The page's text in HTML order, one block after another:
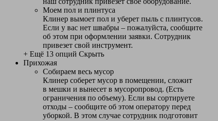
Моем пол и плинтуса
Клинер вымоет пол и уберет пыль с плинтусов.
Если у вас нет швабры – пожалуйста, сообщите
об этом при оформлении заявки. Сотрудник
привезет свой инструмент.
+ Ещё 13 опций Скрыть
Прихожая
Собираем весь мусор
Клинер соберет мусор в помещении, сложит
в мешки и вынесет в мусоропровод. (Есть
ограничения по объему). Если вы сортируете
отходы – сообщите об этом оператору перед
уборкой. В этом случае сотрудник подготовит